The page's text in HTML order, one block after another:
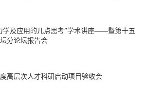
学及应用的几点思考”学术讲座——暨第十五
分论坛报告会
高层次人才科研启动项目验收会